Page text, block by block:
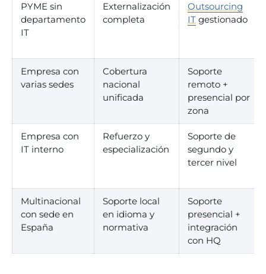
PYME sin
departamento
IT
Externalización
completa
Outsourcing
IT gestionado
Empresa con
varias sedes
Cobertura
nacional
unificada
Soporte
remoto +
presencial por
zona
Empresa con
IT interno
Refuerzo y
especialización
Soporte de
segundo y
tercer nivel
Multinacional
con sede en
España
Soporte local
en idioma y
normativa
Soporte
presencial +
integración
con HQ